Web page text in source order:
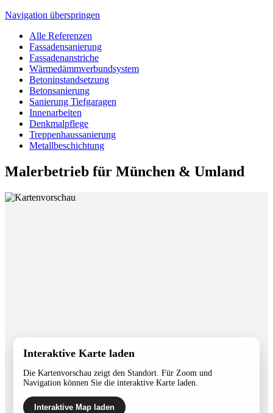
Navigation überspringen
Alle Referenzen
Fassadensanierung
Fassadenanstriche
Wärmedämmverbundsystem
Betoninstandsetzung
Betonsanierung
Sanierung Tiefgaragen
Innenarbeiten
Denkmalpflege
Treppenhaussanierung
Metallbeschichtung
Malerbetrieb für München & Umland
Interaktive Karte laden
Die Kartenvorschau zeigt den Standort. Für Zoom und
Navigation können Sie die interaktive Karte laden.
Interaktive Map laden